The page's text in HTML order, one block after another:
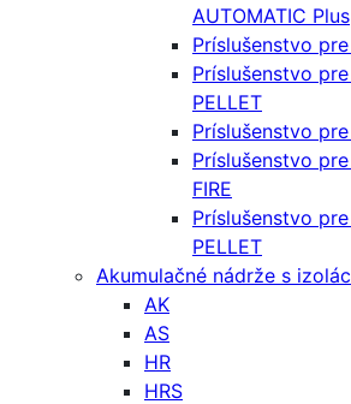
AUTOMATIC Plus
Príslušenstvo
Príslušenstvo
PELLET
Príslušenstvo
Príslušenstvo
FIRE
Príslušenstvo
PELLET
Akumulačné nádrže s
AK
AS
HR
HRS